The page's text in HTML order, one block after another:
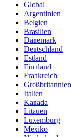
Global
Argentinien
Belgien
Brasilien
Dänemark
Deutschland
Estland
Finnland
Frankreich
Großbritannien
Italien
Kanada
Litauen
Luxemburg
Mexiko